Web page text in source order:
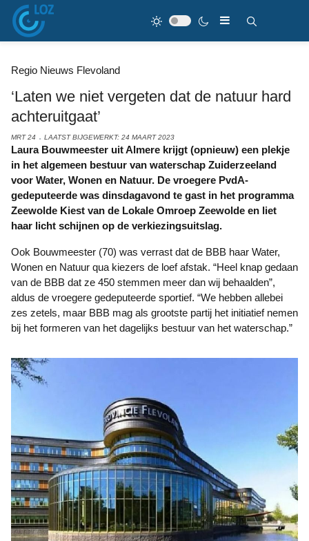
Regio Nieuws Flevoland
‘Laten we niet vergeten dat de natuur hard
achteruitgaat’
MRT 24 LAATST BIJGEWERKT: 24 MAART 2023
Laura Bouwmeester uit Almere krijgt (opnieuw) een plekje
in het algemeen bestuur van waterschap Zuiderzeeland
voor Water, Wonen en Natuur. De vroegere PvdA-
gedeputeerde was dinsdagavond te gast in het programma
Zeewolde Kiest van de Lokale Omroep Zeewolde en liet
haar licht schijnen op de verkiezingsuitslag.
Ook Bouwmeester (70) was verrast dat de BBB haar Water,
Wonen en Natuur qua kiezers de loef afstak. “Heel knap gedaan
van de BBB dat ze 450 stemmen meer dan wij behaalden”,
aldus de vroegere gedeputeerde sportief. “We hebben allebei
zes zetels, maar BBB mag als grootste partij het initiatief nemen
bij het formeren van het dagelijks bestuur van het waterschap.”